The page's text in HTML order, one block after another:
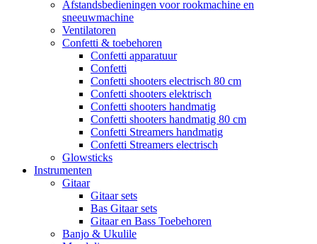
Afstandsbedieningen voor rookmachine en
sneeuwmachine
Ventilatoren
Confetti & toebehoren
Confetti apparatuur
Confetti
Confetti shooters electrisch 80 cm
Confetti shooters elektrisch
Confetti shooters handmatig
Confetti shooters handmatig 80 cm
Confetti Streamers handmatig
Confetti Streamers electrisch
Glowsticks
Instrumenten
Gitaar
Gitaar sets
Bas Gitaar sets
Gitaar en Bass Toebehoren
Banjo & Ukulile